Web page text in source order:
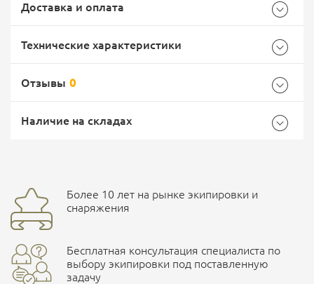
Доставка и оплата
Доставка Почтой России
EMS Почта России
Доставка курьерской службой СДЭК -
Технические характеристики
Бренд ССО
Отзывы 0
Наличие на складах
улица Маяковского, 10
ПОДРОБНЕЕ О СКЛАДЕ
Более 10 лет на рынке экипировки и
снаряжения
Бесплатная консультация специалиста по
выбору экипировки под поставленную
задачу